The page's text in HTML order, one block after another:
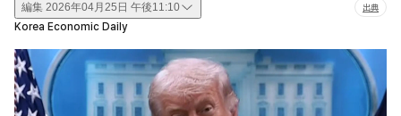
編集 2026年04月25日 午後11:10 出典
Korea Economic Daily